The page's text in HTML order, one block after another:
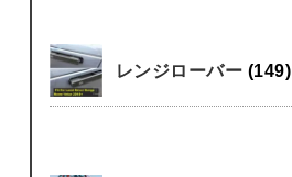
レンジローバー (149)